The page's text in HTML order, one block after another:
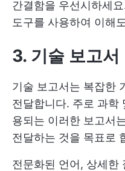
간결함을 우선시하세
도구를 사용하여 이해
3. 기술 보고서
기술 보고서는 복잡한
전달합니다. 주로 과학
용되는 이러한 보고서
전달하는 것을 목표로
전문화된 언어, 상세한